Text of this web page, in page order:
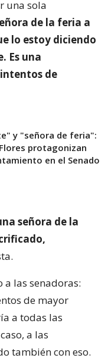
una sola
de la feria a
lo estoy diciendo
Es una
de
y "señora de feria":
protagonizan
en el Senado
señora de la
las senadoras:
de mayor
a todas las
a las
también con eso.